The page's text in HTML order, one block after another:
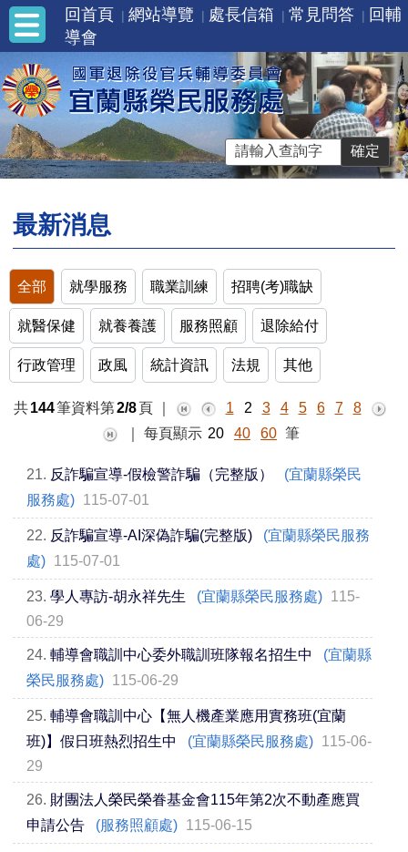
回首頁 網站導覽 處長信箱 常見問答
回輔
導會
最新消息
全部 就學服務 職業訓練 招聘(考)職缺
就醫保健 就養養護 服務照顧 退除給付
行政管理 政風 統計資訊 法規 其他
共 144筆資料第2/8 頁 1 2 3 4 5 6 7
8
每頁顯示 20 40 60 筆
21. 反詐騙宣導-假檢警詐騙（完整版）
(宜蘭縣榮民
服務處) 115-07-01
22. 反詐騙宣導-AI深偽詐騙(完整版)
(宜蘭縣榮民服務
處) 115-07-01
23. 學人專訪-胡永祥先生 (宜蘭縣榮民服務處) 115-
06-29
24. 輔導會職訓中心委外職訓班隊報名招生中
(宜蘭縣
榮民服務處) 115-06-29
25. 輔導會職訓中心【無人機產業應用實務班(宜蘭
班)】假日班熱烈招生中
(宜蘭縣榮民服務處) 115-06-
29
26. 財團法人榮民榮眷基金會115年第2次不動產應買
申請公告
(服務照顧處) 115-06-15